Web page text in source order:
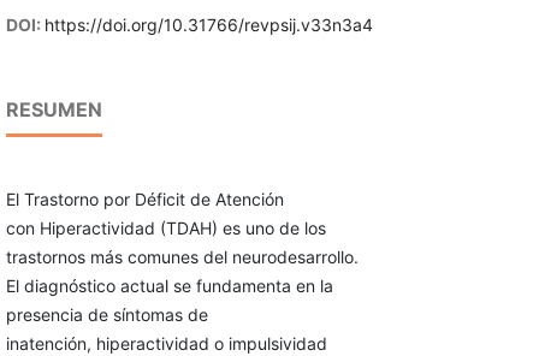
DOI: https://doi.org/10.31766/revpsij.v33n3a4
RESUMEN
El Trastorno por Déficit de Atención
con Hiperactividad (TDAH) es uno de los
trastornos más comunes del neurodesarrollo.
El diagnóstico actual se fundamenta en la
presencia de síntomas de
inatención, hiperactividad o impulsividad